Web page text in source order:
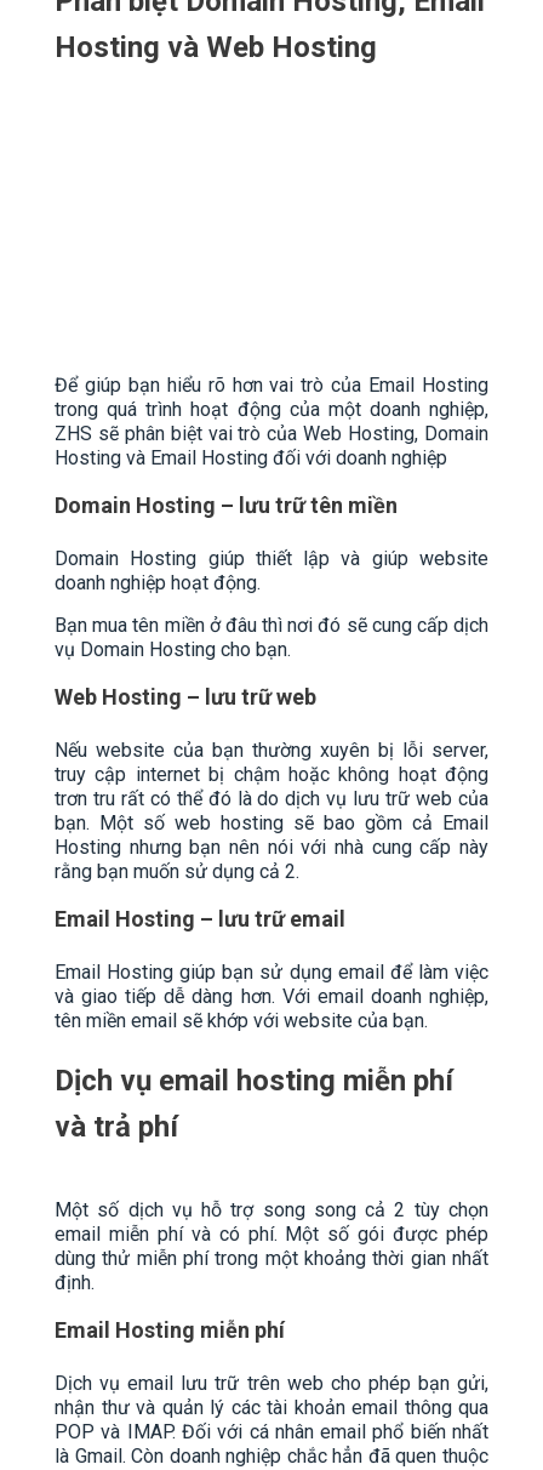
Hosting và Web Hosting
Để giúp bạn hiểu rõ hơn vai trò của Email Hosting
trong quá trình hoạt động của một doanh nghiệp,
ZHS sẽ phân biệt vai trò của Web Hosting, Domain
Hosting và Email Hosting đối với doanh nghiệp
Domain Hosting – lưu trữ tên miền
Domain Hosting giúp thiết lập và giúp website
doanh nghiệp hoạt động.
Bạn mua tên miền ở đâu thì nơi đó sẽ cung cấp dịch
vụ Domain Hosting cho bạn.
Web Hosting – lưu trữ web
Nếu website của bạn thường xuyên bị lỗi server,
truy cập internet bị chậm hoặc không hoạt động
trơn tru rất có thể đó là do dịch vụ lưu trữ web của
bạn. Một số web hosting sẽ bao gồm cả Email
Hosting nhưng bạn nên nói với nhà cung cấp này
rằng bạn muốn sử dụng cả 2.
Email Hosting – lưu trữ email
Email Hosting giúp bạn sử dụng email để làm việc
và giao tiếp dễ dàng hơn. Với email doanh nghiệp,
tên miền email sẽ khớp với website của bạn.
Dịch vụ email hosting miễn phí
và trả phí
Một số dịch vụ hỗ trợ song song cả 2 tùy chọn
email miễn phí và có phí. Một số gói được phép
dùng thử miễn phí trong một khoảng thời gian nhất
định.
Email Hosting miễn phí
Dịch vụ email lưu trữ trên web cho phép bạn gửi,
nhận thư và quản lý các tài khoản email thông qua
POP và IMAP. Đối với cá nhân email phổ biến nhất
là Gmail. Còn doanh nghiệp chắc hẳn đã quen thuộc